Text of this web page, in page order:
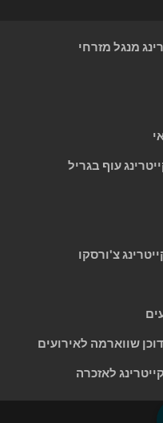
מנגל מזרחי
עוף בגריל
צ'ורסקו
דוכן שווארמה לאירועים
קייטרינג לאזכרה